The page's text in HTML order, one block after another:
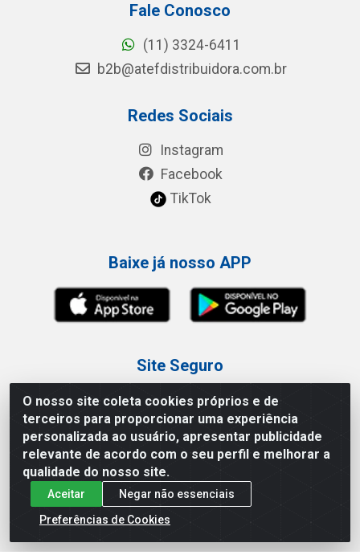
O nosso site coleta cookies próprios e de
terceiros para proporcionar uma experiência
personalizada ao usuário, apresentar publicidade
relevante de acordo com o seu perfil e melhorar a
qualidade do nosso site.
Aceitar
Negar não essenciais
Preferências de Cookies
Fale Conosco
(11) 3324-6411
b2b@atefdistribuidora.com.br
Redes Sociais
Instagram
Facebook
TikTok
Baixe já nosso APP
Site Seguro
Loja / Showroom
Tel.: (11) 3227-0546
Av Vautier, 587/597 - Pari - São Paulo/SP